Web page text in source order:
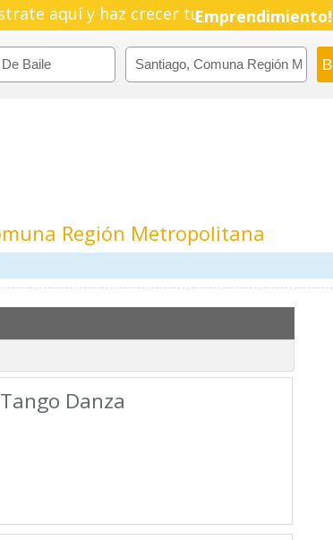
aquí y haz crecer tu
Emprendimiento!
Región Metropolitana
Danza